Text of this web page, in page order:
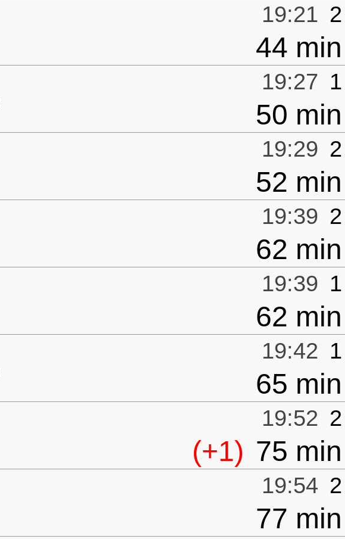
44 min
19:21 2
50 min
19:27 1
52 min
19:29 2
62 min
19:39 2
62 min
19:39 1
65 min
19:42 1
(+1) 75 min
19:52 2
77 min
19:54 2